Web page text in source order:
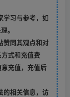
学习与参考，如
。
赞同其观点和对
式和充值费
充值，充值后
的相关信息，访